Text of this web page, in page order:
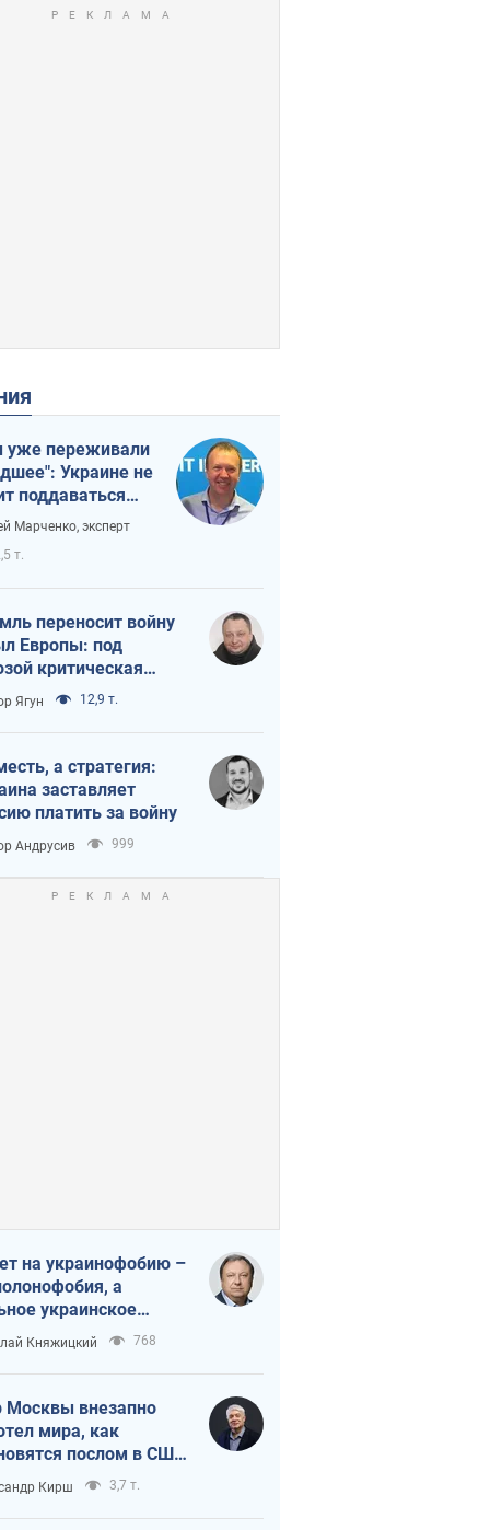
переживали
Украине не
поддаваться
из-за
Марченко, эксперт
т.
переносит войну
Европы: под
критическая
Ягун 12,9 т.
а стратегия:
заставляет
платить за войну
Андрусив 999
на украинофобию –
а
украинское
Княжицкий 768
Москвы внезапно
мира, как
послом в США
украинские топ-
Кирш 3,7 т.